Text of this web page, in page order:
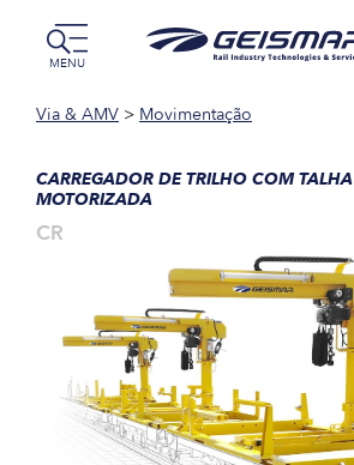
MENU
Via & AMV > Movimentação
CARREGADOR DE TRILHO COM TALHA
MOTORIZADA
CR